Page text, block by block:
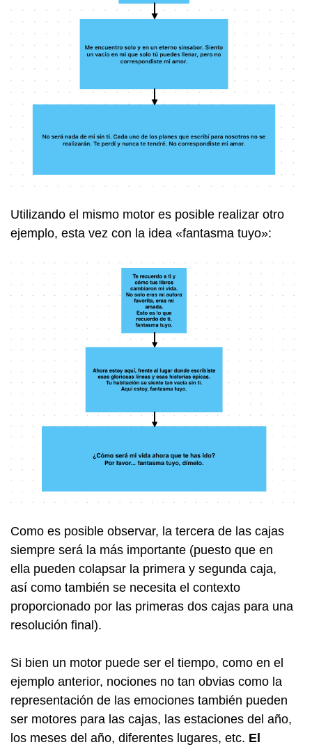
Utilizando el mismo motor es posible realizar otro
ejemplo, esta vez con la idea «fantasma tuyo»:
Como es posible observar, la tercera de las cajas
siempre será la más importante (puesto que en
ella pueden colapsar la primera y segunda caja,
así como también se necesita el contexto
proporcionado por las primeras dos cajas para una
resolución final).
Si bien un motor puede ser el tiempo, como en el
ejemplo anterior, nociones no tan obvias como la
representación de las emociones también pueden
ser motores para las cajas, las estaciones del año,
los meses del año, diferentes lugares, etc. El